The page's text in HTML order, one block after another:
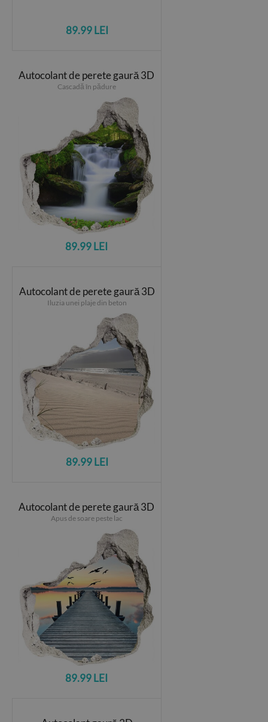
89.99 LEI
Autocolant de perete gaură 3D
Cascadă în pădure
89.99 LEI
Autocolant de perete gaură 3D
Iluzia unei plaje din beton
89.99 LEI
Autocolant de perete gaură 3D
Apus de soare peste lac
89.99 LEI